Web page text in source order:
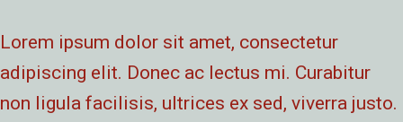
Lorem ipsum dolor sit amet, consectetur
adipiscing elit. Donec ac lectus mi. Curabitur
non ligula facilisis, ultrices ex sed, viverra justo.